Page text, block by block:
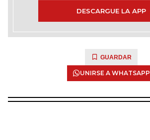
DESCARGUE LA APP
GUARDAR
UNIRSE A WHATSAPP